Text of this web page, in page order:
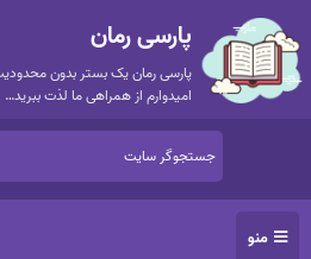
پارسی رمان
پارسی رمان یک بستر بدون
امیدوارم از همراهی ما لذت ببرید…
منو